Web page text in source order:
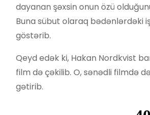
dayanan şəxsin onun özü
Buna sübut olaraq bədənlərdəki
göstərib.
Qeyd edək ki, Hakan Nordkvist
film də çəkilib. O, sənədli filmdə
gətirib.